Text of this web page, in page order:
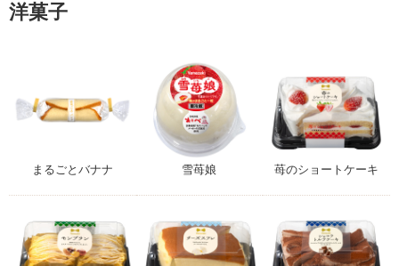
洋菓子
まるごとバナナ 雪苺娘 苺のショートケーキ